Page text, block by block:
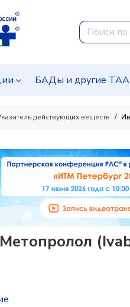
БАДы и другие ТАА
действующих веществ